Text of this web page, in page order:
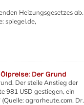
Heizungsgesetzes ab.
spiegel.de,
Der Grund
Der steile Anstieg der
981 USD gestiegen, ein
agrarheute.com, Dr.